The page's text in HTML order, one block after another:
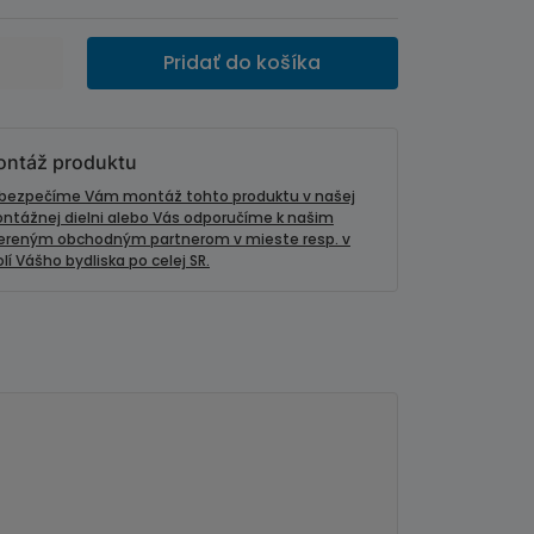
Pridať do košíka
produktu
Vám montáž tohto produktu v našej
dielni alebo Vás odporučíme k našim
obchodným partnerom v mieste resp. v
Vášho bydliska po celej SR.